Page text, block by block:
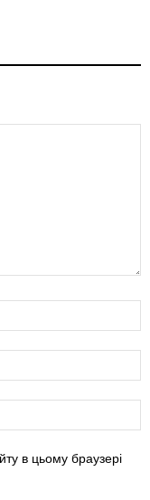
в цьому браузері